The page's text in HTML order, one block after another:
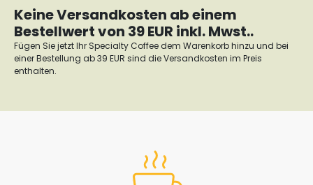
Keine Versandkosten ab einem
Bestellwert von 39 EUR inkl. Mwst..
Fügen Sie jetzt Ihr Specialty Coffee dem Warenkorb hinzu und bei
einer Bestellung ab 39 EUR sind die Versandkosten im Preis
enthalten.